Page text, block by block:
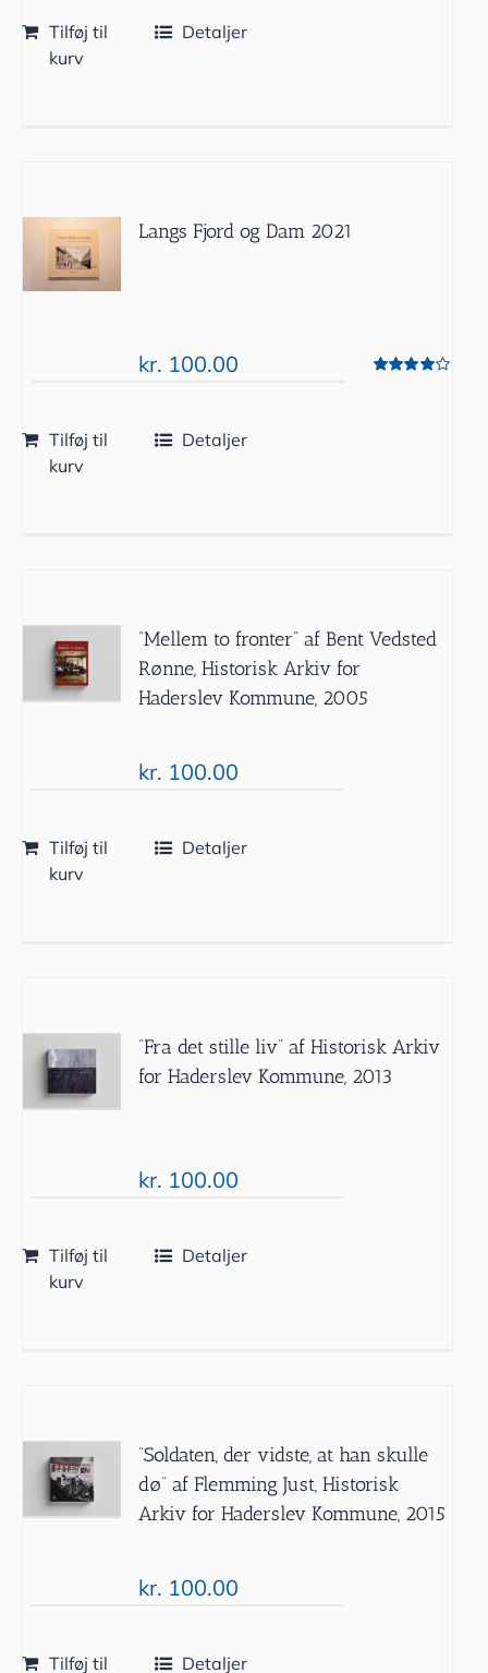
Tilføj til
kurv
Detaljer
Langs Fjord og Dam 2021
kr. 100.00
Tilføj til
kurv
Detaljer
”Mellem to fronter” af Bent Vedsted
Rønne, Historisk Arkiv for
Haderslev Kommune, 2005
kr. 100.00
Tilføj til
kurv
Detaljer
”Fra det stille liv” af Historisk Arkiv
for Haderslev Kommune, 2013
kr. 100.00
Tilføj til
kurv
Detaljer
”Soldaten, der vidste, at han skulle
dø” af Flemming Just, Historisk
Arkiv for Haderslev Kommune, 2015
kr. 100.00
Tilføj til Detaljer